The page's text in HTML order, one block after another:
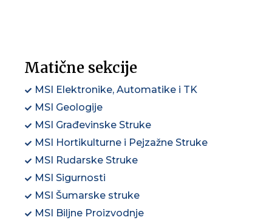
Matične sekcije
MSI Elektronike, Automatike i TK
MSI Geologije
MSI Građevinske Struke
MSI Hortikulturne i Pejzažne Struke
MSI Rudarske Struke
MSI Sigurnosti
MSI Šumarske struke
MSI Biljne Proizvodnje